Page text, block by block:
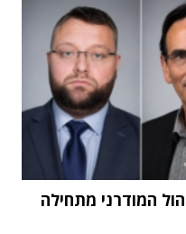
המודרני מתחילה